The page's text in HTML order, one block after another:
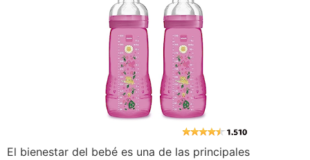
El bienestar del bebé es una de las principales